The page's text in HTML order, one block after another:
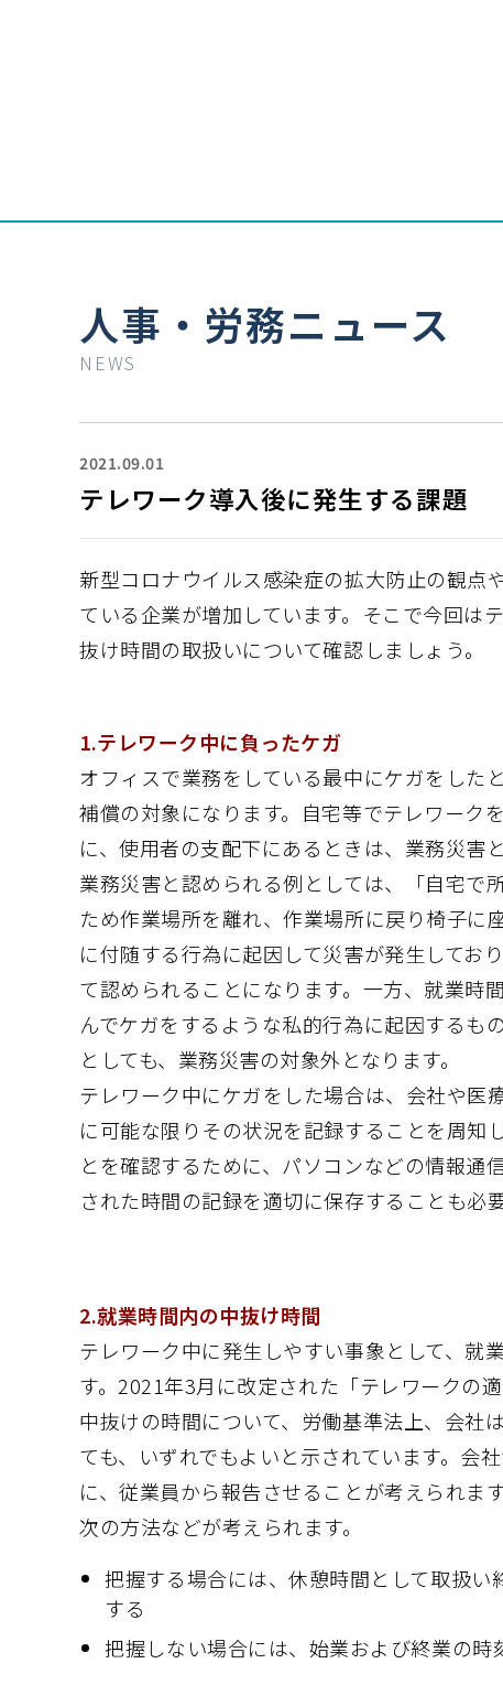
人事・労務ニュース
NEWS
2021.09.01
テレワーク導入後に発生する課題
新型コロナウイルス感染症の拡大防止の観点
ている企業が増加しています。そこで今回は
抜け時間の取扱いについて確認しましょう。
1.テレワーク中に負ったケガ
オフィスで業務をしている最中にケガをした
補償の対象になります。自宅等でテレワーク
に、使用者の支配下にあるときは、業務災害
業務災害と認められる例としては、「自宅で
ため作業場所を離れ、作業場所に戻り椅子に
に付随する行為に起因して災害が発生してお
て認められることになります。一方、就業時
んでケガをするような私的行為に起因するも
としても、業務災害の対象外となります。
テレワーク中にケガをした場合は、会社や医
に可能な限りその状況を記録することを周知
とを確認するために、パソコンなどの情報
された時間の記録を適切に保存することも必要
2.就業時間内の中抜け時間
テレワーク中に発生しやすい事象として、就
す。2021年3月に改定された「テレワークの
中抜けの時間について、労働基準法上、会社
ても、いずれでもよいと示されています。会
に、従業員から報告させることが考えられま
次の方法などが考えられます。
把握する場合には、休憩時間として取扱
する
把握しない場合には、始業および終業の